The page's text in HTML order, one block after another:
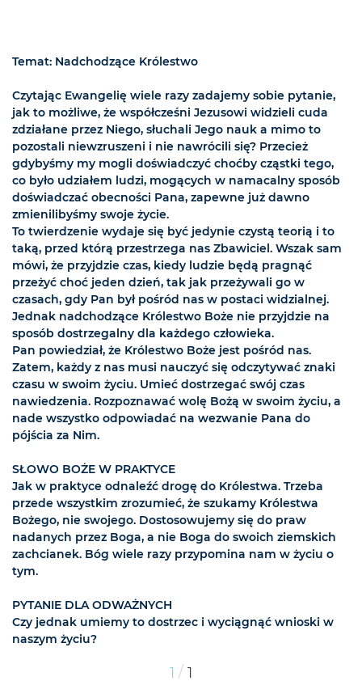
Temat: Nadchodzące Królestwo
Czytając Ewangelię wiele razy zadajemy sobie pytanie,
jak to możliwe, że współcześni Jezusowi widzieli cuda
zdziałane przez Niego, słuchali Jego nauk a mimo to
pozostali niewzruszeni i nie nawrócili się? Przecież
gdybyśmy my mogli doświadczyć choćby cząstki tego,
co było udziałem ludzi, mogących w namacalny sposób
doświadczać obecności Pana, zapewne już dawno
zmienilibyśmy swoje życie.
To twierdzenie wydaje się być jedynie czystą teorią i to
taką, przed którą przestrzega nas Zbawiciel. Wszak sam
mówi, że przyjdzie czas, kiedy ludzie będą pragnąć
przeżyć choć jeden dzień, tak jak przeżywali go w
czasach, gdy Pan był pośród nas w postaci widzialnej.
Jednak nadchodzące Królestwo Boże nie przyjdzie na
sposób dostrzegalny dla każdego człowieka.
Pan powiedział, że Królestwo Boże jest pośród nas.
Zatem, każdy z nas musi nauczyć się odczytywać znaki
czasu w swoim życiu. Umieć dostrzegać swój czas
nawiedzenia. Rozpoznawać wolę Bożą w swoim życiu, a
nade wszystko odpowiadać na wezwanie Pana do
pójścia za Nim.
SŁOWO BOŻE W PRAKTYCE
Jak w praktyce odnaleźć drogę do Królestwa. Trzeba
przede wszystkim zrozumieć, że szukamy Królestwa
Bożego, nie swojego. Dostosowujemy się do praw
nadanych przez Boga, a nie Boga do swoich ziemskich
zachcianek. Bóg wiele razy przypomina nam w życiu o
tym.
PYTANIE DLA ODWAŻNYCH
Czy jednak umiemy to dostrzec i wyciągnąć wnioski w
naszym życiu?
1 / 1